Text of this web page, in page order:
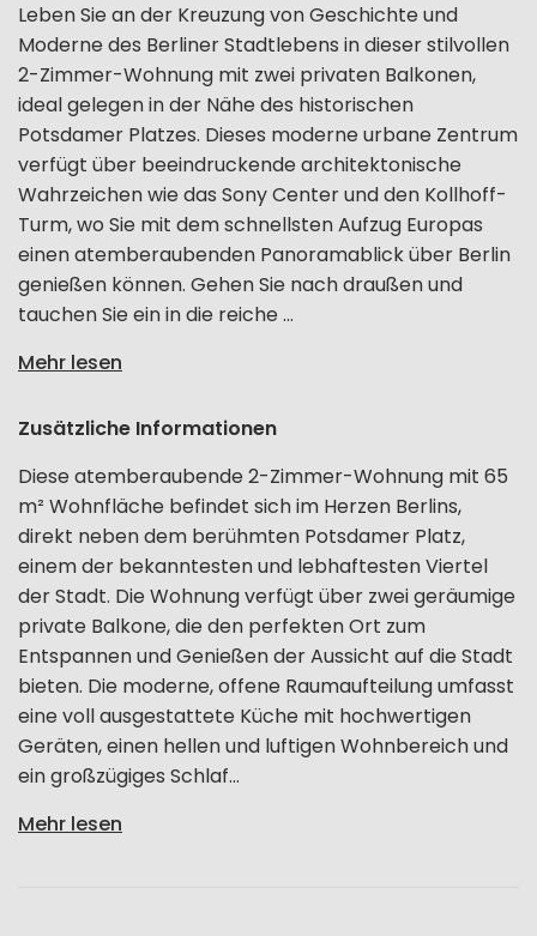
Leben Sie an der Kreuzung von Geschichte und
Moderne des Berliner Stadtlebens in dieser stilvollen
2-Zimmer-Wohnung mit zwei privaten Balkonen,
ideal gelegen in der Nähe des historischen
Potsdamer Platzes. Dieses moderne urbane Zentrum
verfügt über beeindruckende architektonische
Wahrzeichen wie das Sony Center und den Kollhoff-
Turm, wo Sie mit dem schnellsten Aufzug Europas
einen atemberaubenden Panoramablick über Berlin
genießen können. Gehen Sie nach draußen und
tauchen Sie ein in die reiche ...
Mehr lesen
Zusätzliche Informationen
Diese atemberaubende 2-Zimmer-Wohnung mit 65
m² Wohnfläche befindet sich im Herzen Berlins,
direkt neben dem berühmten Potsdamer Platz,
einem der bekanntesten und lebhaftesten Viertel
der Stadt. Die Wohnung verfügt über zwei geräumige
private Balkone, die den perfekten Ort zum
Entspannen und Genießen der Aussicht auf die Stadt
bieten. Die moderne, offene Raumaufteilung umfasst
eine voll ausgestattete Küche mit hochwertigen
Geräten, einen hellen und luftigen Wohnbereich und
ein großzügiges Schlaf...
Mehr lesen